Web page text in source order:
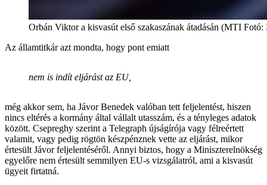
Orbán Viktor a kisvasút első szakaszának átadásán (MTI
Az államtitkár azt mondta, hogy pont emiatt
nem is indít eljárást az EU,
még akkor sem, ha Jávor Benedek valóban tett feljelentést, hiszen
nincs eltérés a kormány által vállalt utasszám, és a tényleges adatok
között. Csepreghy szerint a Telegraph újságírója vagy félreértett
valamit, vagy pedig rögtön készpénznek vette az eljárást, mikor
értesült Jávor feljelentéséről. Annyi biztos, hogy a Miniszterelnökség
egyelőre nem értesült semmilyen EU-s vizsgálatról, ami a kisvasút
ügyeit firtatná.